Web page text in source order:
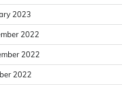
2023
2022
2022
2022